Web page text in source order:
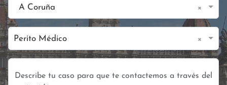
A Coruña ×
Perito Médico ×